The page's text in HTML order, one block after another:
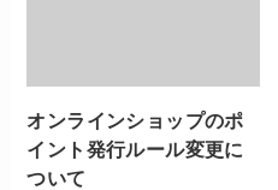
オンラインショップのポ
イント発行ルール変更に
ついて